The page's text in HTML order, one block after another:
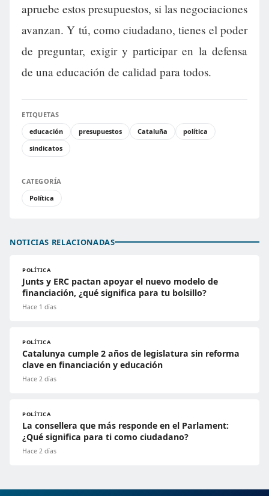
apruebe estos presupuestos, si las negociaciones
avanzan. Y tú, como ciudadano, tienes el poder
de preguntar, exigir y participar en la defensa
de una educación de calidad para todos.
ETIQUETAS
educación
presupuestos Cataluña
política
sindicatos
CATEGORÍA
Política
NOTICIAS RELACIONADAS
POLÍTICA
Junts y ERC pactan apoyar el nuevo modelo de
financiación, ¿qué significa para tu bolsillo?
Hace 1 días
POLÍTICA
Catalunya cumple 2 años de legislatura sin reforma
clave en financiación y educación
Hace 2 días
POLÍTICA
La consellera que más responde en el Parlament:
¿Qué significa para ti como ciudadano?
Hace 2 días